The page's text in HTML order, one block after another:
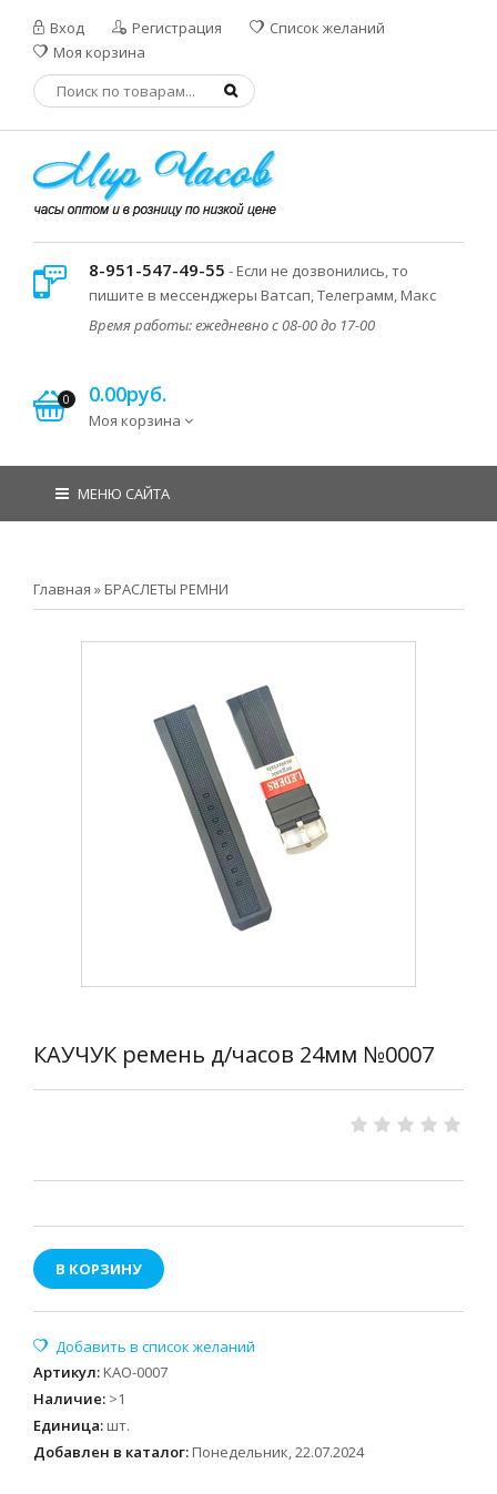
Вход Регистрация
Список желаний
Моя корзина
8-951-547-49-55 - Если не дозвонились, то
пишите в мессенджеры Ватсап, Телеграмм, Макс
Время работы: ежедневно с 08-00 до 17-00
0 0.00руб.
Моя корзина
МЕНЮ САЙТА
Главная » БРАСЛЕТЫ РЕМНИ
КАУЧУК ремень д/часов 24мм №0007
В КОРЗИНУ
Артикул: KAO-0007
Наличие: >1
Единица: шт.
Добавлен в каталог: Понедельник, 22.07.2024